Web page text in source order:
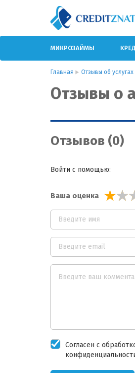
МИКРОЗАЙМЫ
Главная Отзывы об услугах
Отзывы о
Отзывов (0)
Войти с помощью:
Ваша оценка
Согласен с